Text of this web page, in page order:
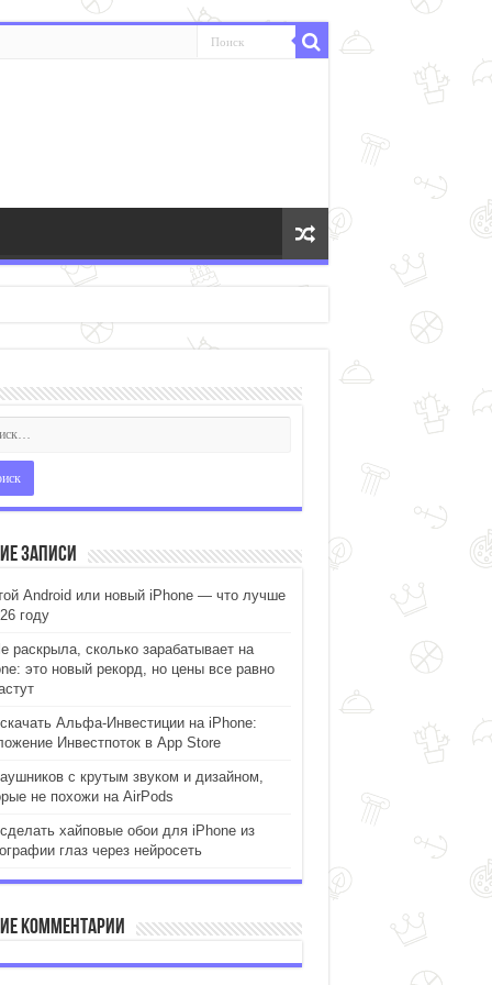
записи
Android или новый iPhone — что лучше
году
раскрыла, сколько зарабатывает на
это новый рекорд, но цены все равно
Альфа-Инвестиции на iPhone:
Инвестпоток в App Store
с крутым звуком и дизайном,
не похожи на AirPods
хайповые обои для iPhone из
глаз через нейросеть
комментарии